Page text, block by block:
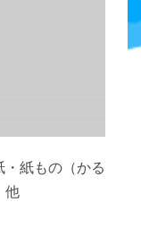
紙もの（かる
他